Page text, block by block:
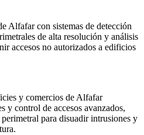
Alfafar con sistemas de detección
de alta resolución y análisis
accesos no autorizados a edificios
y comercios de Alfafar
y control de accesos avanzados,
para disuadir intrusiones y